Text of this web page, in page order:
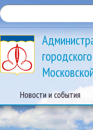
Новости и события